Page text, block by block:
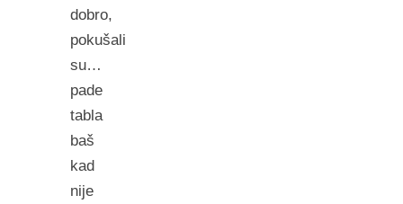
dobro,
pokušali
su…
pade
tabla
baš
kad
nije